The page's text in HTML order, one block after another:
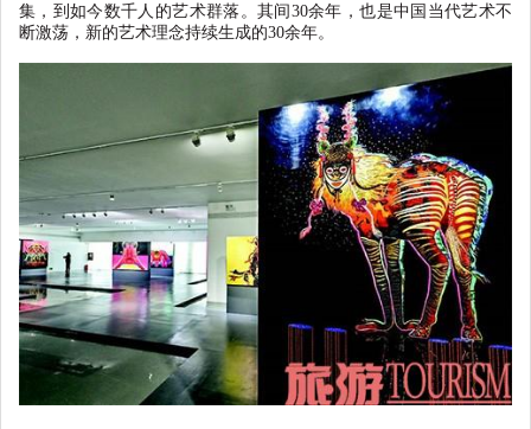
集，到如今数千人的艺术群落。其间30余年，也是中国当代艺术不
断激荡，新的艺术理念持续生成的30余年。